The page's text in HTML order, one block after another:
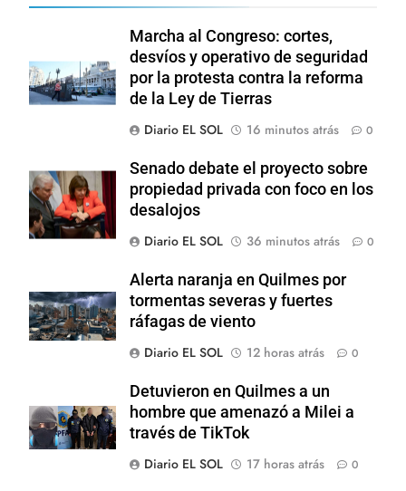
Marcha al Congreso: cortes,
desvíos y operativo de seguridad
por la protesta contra la reforma
de la Ley de Tierras
Diario EL SOL
16 minutos atrás 0
Senado debate el proyecto sobre
propiedad privada con foco en los
desalojos
Diario EL SOL
36 minutos atrás 0
Alerta naranja en Quilmes por
tormentas severas y fuertes
ráfagas de viento
Diario EL SOL
12 horas atrás 0
Detuvieron en Quilmes a un
hombre que amenazó a Milei a
través de TikTok
Diario EL SOL
17 horas atrás 0